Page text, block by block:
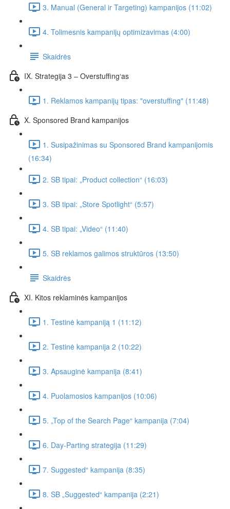
3. Manual (General ir Targeting) kampanijos (11:02)
4. Tolimesnis kampanijų optimizavimas (4:00)
Skaidrės
IX. Strategija 3 – Overstuffing‘as
1. Reklamos kampanijų tipas: "overstuffing" (11:48)
X. Sponsored Brand kampanijos
1. Susipažinimas su Sponsored Brand kampanijomis
(16:34)
2. SB tipai: „Product collection“ (16:03)
3. SB tipai: „Store Spotlight“ (5:57)
4. SB tipai: „Video“ (11:40)
5. SB reklamos galimos struktūros (13:50)
Skaidrės
XI. Kitos reklaminės kampanijos
1. Testinė kampaniją 1 (11:12)
2. Testinė kampanija 2 (10:22)
3. Apsauginė kampanija (8:41)
4. Puolamosios kampanijos (10:06)
5. „Top of the Search Page“ kampanija (7:04)
6. Day-Parting strategija (11:29)
7. Suggested“ kampanija (8:35)
8. SB „Suggested“ kampanija (2:21)